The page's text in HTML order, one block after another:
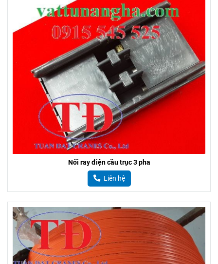
Nối ray điện cầu trục 3 pha
Liên hệ